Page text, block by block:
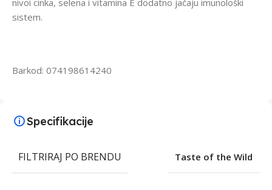
sistem.
Barkod: 074198614240
Specifikacije
FILTRIRAJ PO BRENDU Taste of the Wild